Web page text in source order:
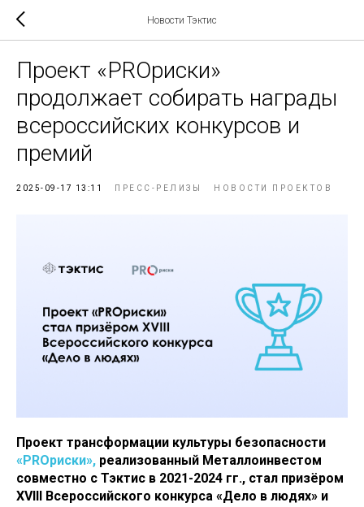
Новости Тэктис
Проект «PROриски»
продолжает собирать награды
всероссийских конкурсов и
премий
2025-09-17 13:11 ПРЕСС-РЕЛИЗЫ НОВОСТИ ПРОЕКТОВ
Проект трансформации культуры безопасности
«PROриски», реализованный Металлоинвестом
совместно с Тэктис в 2021-2024 гг., стал призёром
XVIII Всероссийского конкурса «Дело в людях» и